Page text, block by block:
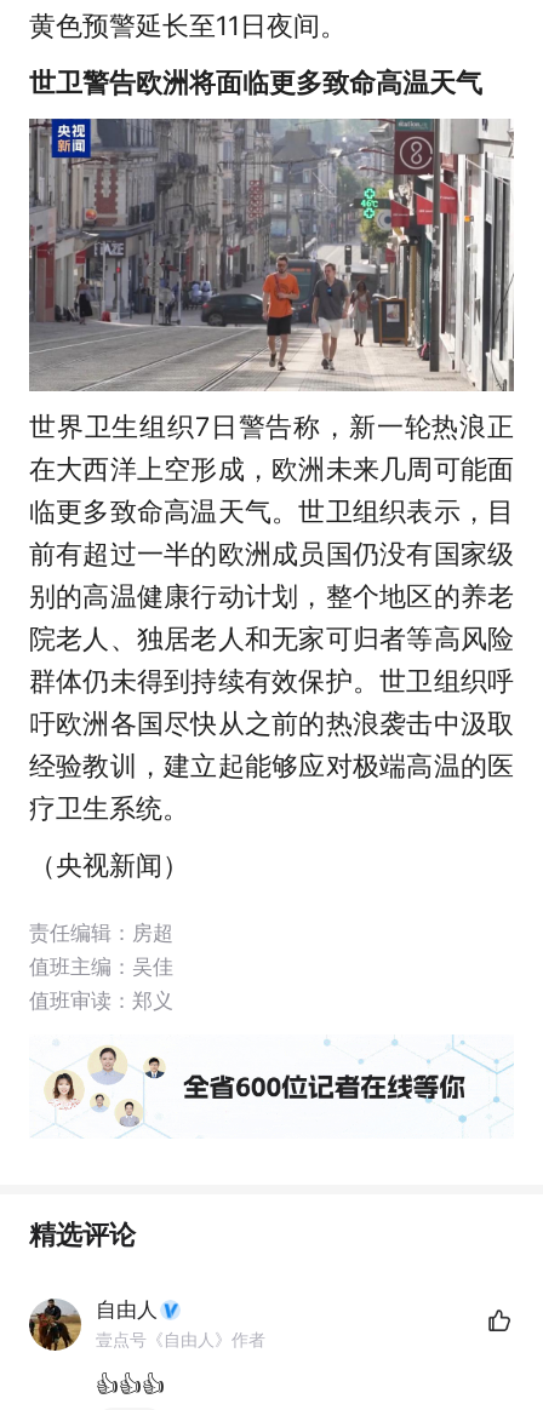
黄色预警延长至11日夜间。
世卫警告欧洲将面临更多致命高温天气
世界卫生组织7日警告称，新一轮热浪正
在大西洋上空形成，欧洲未来几周可能面
临更多致命高温天气。世卫组织表示，目
前有超过一半的欧洲成员国仍没有国家级
别的高温健康行动计划，整个地区的养老
院老人、独居老人和无家可归者等高风险
群体仍未得到持续有效保护。世卫组织呼
吁欧洲各国尽快从之前的热浪袭击中汲取
经验教训，建立起能够应对极端高温的医
疗卫生系统。
（央视新闻）
责任编辑：房超
值班主编： 吴佳
值班审读：郑义
精选评论
自由人
壹点号《自由人》作者
👍👍👍